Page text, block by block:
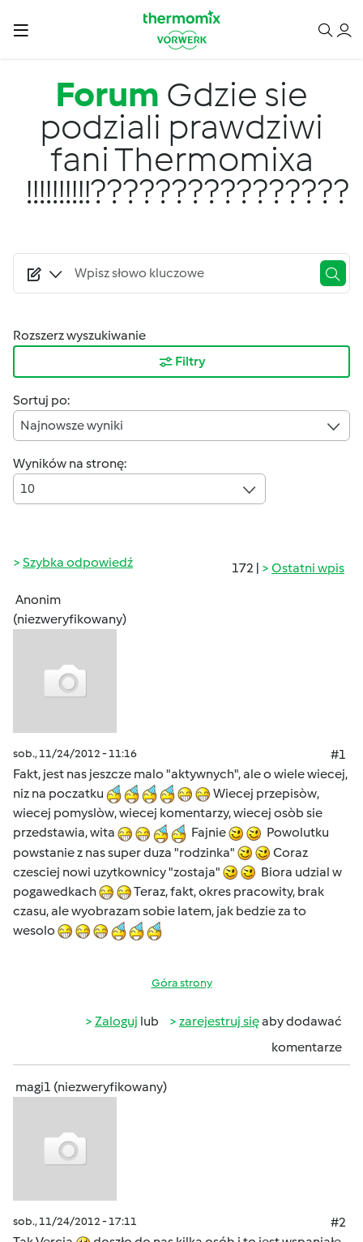
Forum Gdzie sie
podziali prawdziwi
fani Thermomixa
!!!!!!!!!!????????????????
Rozszerz wyszukiwanie
Filtry
Sortuj po:
Najnowsze wyniki
Wyników na stronę:
10
172 | Ostatni wpis
Szybka odpowiedź
Anonim
(niezweryfikowany)
sob., 11/24/2012 - 11:16
#1
Fakt, jest nas jeszcze malo "aktywnych", ale o wiele wiecej,
niz na poczatku
Wiecej przepisòw,
wiecej pomyslòw, wiecej komentarzy, wiecej osòb sie
przedstawia, wita
Fajnie
Powolutku
powstanie z nas super duza "rodzinka"
Coraz
czesciej nowi uzytkownicy "zostaja"
Biora udzial w
pogawedkach
Teraz, fakt, okres pracowity, brak
czasu, ale wyobrazam sobie latem, jak bedzie za to
wesolo
Góra strony
Zaloguj lub zarejestruj sięaby dodawać
komentarze
magi1 (niezweryfikowany)
sob., 11/24/2012 - 17:11
#2